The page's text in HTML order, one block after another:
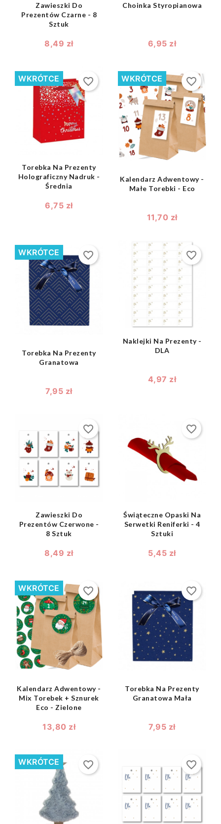
Zawieszki Do
Prezentów Czarne - 8
Sztuk
8,49 zł
Choinka Styropianowa
6,95 zł
shopping_bag 
Torebka Na Prezenty
Holograficzny Nadruk -
Średnia
6,75 zł
WKRÓTCE favorite_border
shopping_bag 
Kalendarz Adwentowy -
Małe Torebki - Eco
11,70 zł
WKRÓTCE favorite_border
shopping_bag 
Torebka Na Prezenty
Granatowa
7,95 zł
WKRÓTCE favorite_border
shopping_bag 
Naklejki Na Prezenty -
DLA
4,97 zł
favorite_border
shopping_bag 
Zawieszki Do
Prezentów Czerwone -
8 Sztuk
8,49 zł
favorite_border
shopping_bag 
Świąteczne Opaski Na
Serwetki Reniferki - 4
Sztuki
5,45 zł
favorite_border

Kalendarz Adwentowy -
Mix Torebek + Sznurek
Eco - Zielone
13,80 zł
WKRÓTCE favorite_border
shopping_bag 
Torebka Na Prezenty
Granatowa Mała
7,95 zł
favorite_border
shopping_bag 
WKRÓTCE favorite_border
shopping_bag 
favorite_border